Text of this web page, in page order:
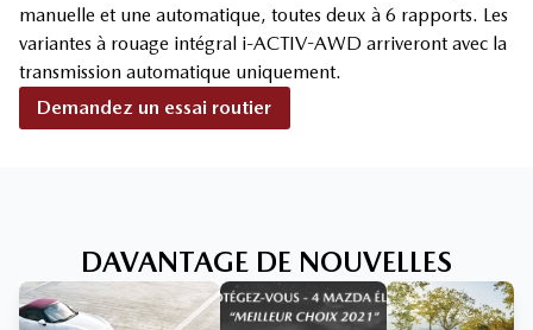
manuelle et une automatique, toutes deux à 6 rapports. Les
variantes à rouage intégral i-ACTIV-AWD arriveront avec la
transmission automatique uniquement.
Demandez un essai routier
DAVANTAGE DE NOUVELLES